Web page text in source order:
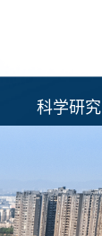
科学研究